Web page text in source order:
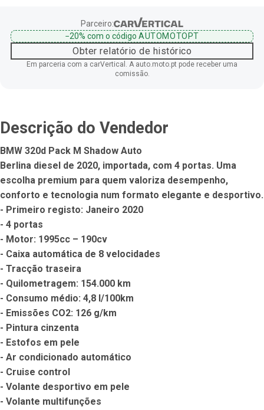
Parceiro:
−20%com o código AUTOMOTOPT
Obter relatório de histórico
Em parceria com a carVertical. A auto.moto.pt pode receber uma
comissão.
Descrição do Vendedor
BMW 320d Pack M Shadow Auto
Berlina diesel de 2020, importada, com 4 portas. Uma
escolha premium para quem valoriza desempenho,
conforto e tecnologia num formato elegante e desportivo.
- Primeiro registo: Janeiro 2020
- 4 portas
- Motor: 1995cc – 190cv
- Caixa automática de 8 velocidades
- Tracção traseira
- Quilometragem: 154.000 km
- Consumo médio: 4,8 l/100km
- Emissões CO2: 126 g/km
- Pintura cinzenta
- Estofos em pele
- Ar condicionado automático
- Cruise control
- Volante desportivo em pele
- Volante multifunções